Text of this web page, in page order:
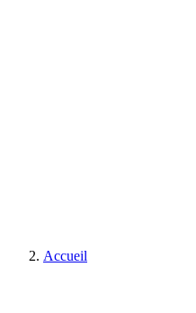
Accueil